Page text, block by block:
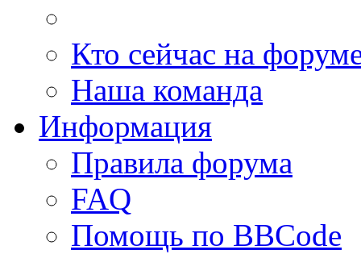
Кто сейчас на
Наша команда
Информация
Правила форума
FAQ
Помощь по BBCode